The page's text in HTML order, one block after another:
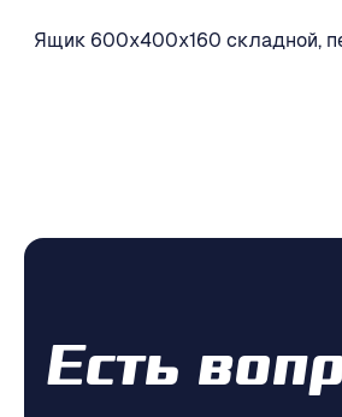
Ящик 600х400х160 складной,
Есть